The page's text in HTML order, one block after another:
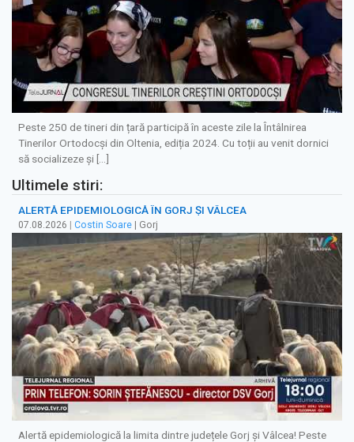
Peste 250 de tineri din țară participă în aceste zile la Întâlnirea
Tinerilor Ortodocși din Oltenia, ediția 2024. Cu toții au venit dornici
să socializeze și […]
Ultimele stiri:
ALERTĂ EPIDEMIOLOGICĂ ÎN GORJ ȘI VÂLCEA
07.08.2026 Costin Soare | Gorj
Alertă epidemiologică la limita dintre județele Gorj și Vâlcea! Peste